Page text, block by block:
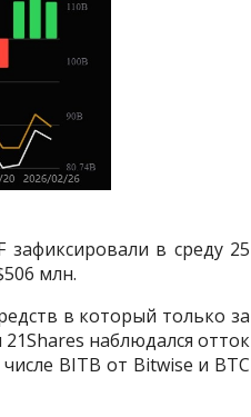
в среду 25
млн.
в который только за
21Shares наблюдался отток
BITB от Bitwise и BTC